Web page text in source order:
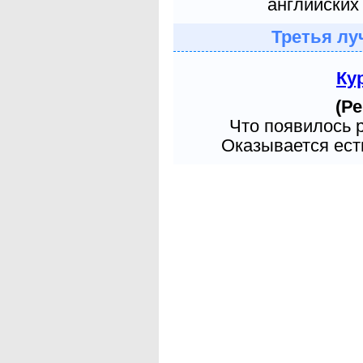
Третья
Что появилось
Оказывается